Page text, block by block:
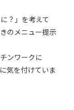
？」を考えて
のメニュー提示
ンワークに
気を付けていま